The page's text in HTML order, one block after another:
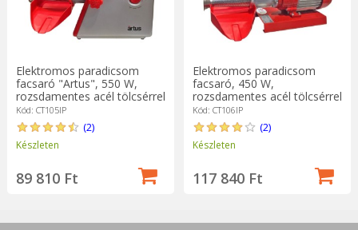
Elektromos paradicsom
facsaró "Artus", 550 W,
rozsdamentes acél tölcsérrel
- Cibustek
Kód: CT105IP
(2)
Készleten
89 810 Ft
Elektromos paradicsom
facsaró, 450 W,
rozsdamentes acél tölcsérrel
- Cibustek
Kód: CT106IP
(2)
Készleten
117 840 Ft